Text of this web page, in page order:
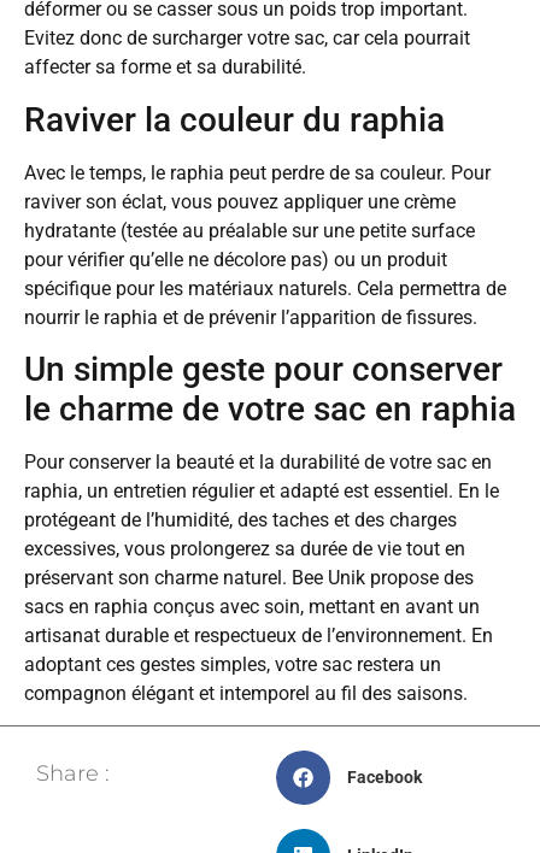
déformer ou se casser sous un poids trop important.
Evitez donc de surcharger votre sac, car cela pourrait
affecter sa forme et sa durabilité.
Raviver la couleur du raphia
Avec le temps, le raphia peut perdre de sa couleur. Pour
raviver son éclat, vous pouvez appliquer une crème
hydratante (testée au préalable sur une petite surface
pour vérifier qu’elle ne décolore pas) ou un produit
spécifique pour les matériaux naturels. Cela permettra de
nourrir le raphia et de prévenir l’apparition de fissures.
Un simple geste pour conserver
le charme de votre sac en raphia
Pour conserver la beauté et la durabilité de votre sac en
raphia, un entretien régulier et adapté est essentiel. En le
protégeant de l’humidité, des taches et des charges
excessives, vous prolongerez sa durée de vie tout en
préservant son charme naturel. Bee Unik propose des
sacs en raphia conçus avec soin, mettant en avant un
artisanat durable et respectueux de l’environnement. En
adoptant ces gestes simples, votre sac restera un
compagnon élégant et intemporel au fil des saisons.
Share : Facebook